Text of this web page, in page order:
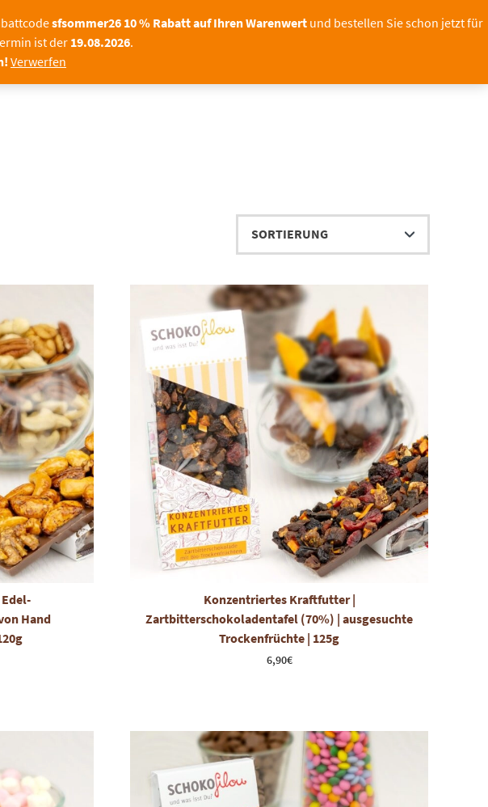
sfsommer26 10 % Rabatt auf Ihren Warenwert und bestellen Sie schon jetzt für
ist der 19.08.2026.
Verwerfen
Sichern Sie sich bis zum
MIT FOTO
Hand
Konzentriertes Kraftfutter |
Zartbitterschokoladentafel (70%) | ausgesuchte
Trockenfrüchte | 125g
6,90€